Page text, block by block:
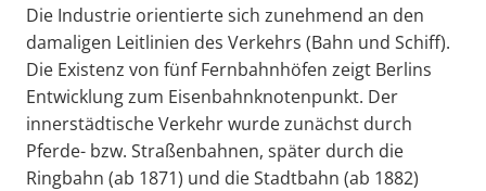
Die Industrie orientierte sich zunehmend an den
damaligen Leitlinien des Verkehrs (Bahn und Schiff).
Die Existenz von fünf Fernbahnhöfen zeigt Berlins
Entwicklung zum Eisenbahnknotenpunkt. Der
innerstädtische Verkehr wurde zunächst durch
Pferde- bzw. Straßenbahnen, später durch die
Ringbahn (ab 1871) und die Stadtbahn (ab 1882)